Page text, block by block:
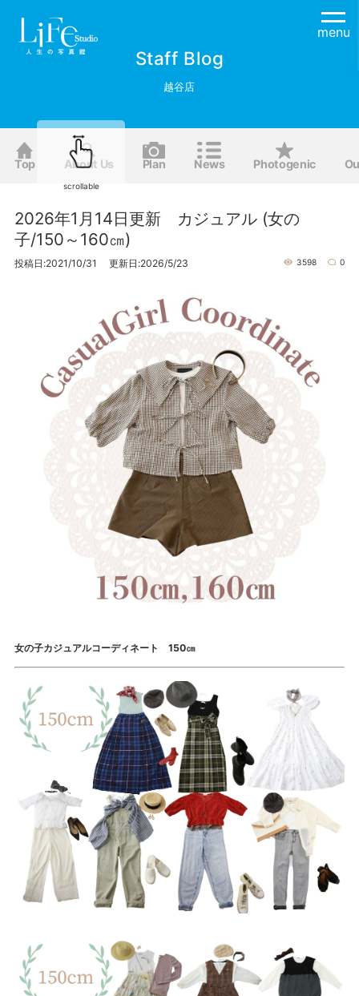
menu
Staff Blog
越谷店
Top About Us Plan News Photogenic
2026年1月14日更新 カジュアル (女の
子/150～160㎝)
投稿日:2021/10/31 更新日:2026/5/23 3598 0
女の子カジュアルコーディネート 150㎝